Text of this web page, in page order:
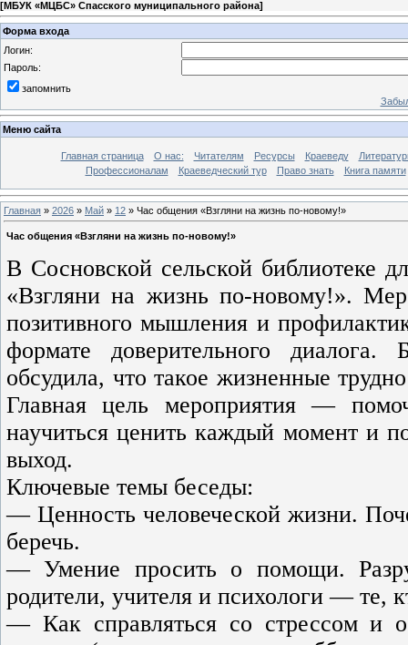
[МБУК «МЦБС» Спасского муниципального района]
Форма входа
Логин:
Пароль:
запомнить
Меню сайта
Главная страница О нас: Читателям Ресурсы Краеведу
Профессионалам
Краеведческий тур Право знать Книга памяти
Главная » 2026 » Май » 12 » Час общения «Взгляни на жизнь по-новому!»
Час общения «Взгляни на жизнь по-новому!»
В Сосновской сельской библиотеке
«Взгляни на жизнь по-новому!».
позитивного мышления и
формате доверительного
обсудила, что такое жизненные
Главная цель мероприятия —
научиться ценить каждый момент и
выход.
Ключевые темы беседы:
— Ценность человеческой жизни.
беречь.
— Умение просить о помощи.
родители, учителя и психологи — те,
— Как справляться со стрессом и